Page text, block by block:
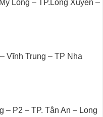
Long – TP.Long Xuyên –
Vĩnh Trung – TP Nha
P2 – TP. Tân An – Long